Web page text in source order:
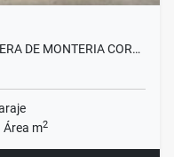
DE MONTERIA COR…
Área m2